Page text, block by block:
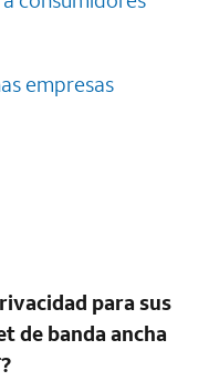
empresas
para sus
de banda ancha
?